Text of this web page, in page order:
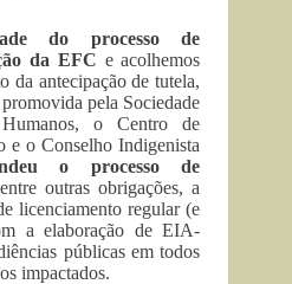
do processo de
da EFC e acolhemos
da antecipação de tutela,
pela Sociedade
o Centro de
e o Conselho Indigenista
o processo de
outras obrigações, a
licenciamento regular (e
a elaboração de EIA-
públicas em todos
impactados.